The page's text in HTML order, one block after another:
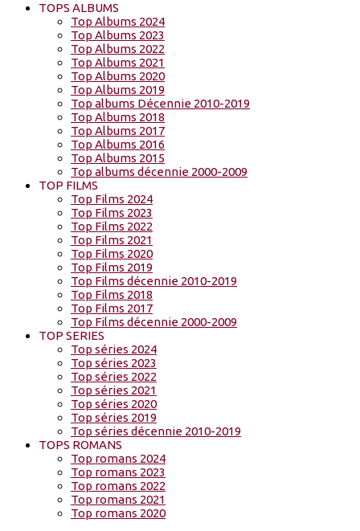
TOPS ALBUMS
Top Albums 2024
Top Albums 2023
Top Albums 2022
Top Albums 2021
Top Albums 2020
Top Albums 2019
Top albums Décennie 2010-2019
Top Albums 2018
Top Albums 2017
Top Albums 2016
Top Albums 2015
Top albums décennie 2000-2009
TOP FILMS
Top Films 2024
Top Films 2023
Top Films 2022
Top Films 2021
Top Films 2020
Top Films 2019
Top Films décennie 2010-2019
Top Films 2018
Top Films 2017
Top Films décennie 2000-2009
TOP SERIES
Top séries 2024
Top séries 2023
Top séries 2022
Top séries 2021
Top séries 2020
Top séries 2019
Top séries décennie 2010-2019
TOPS ROMANS
Top romans 2024
Top romans 2023
Top romans 2022
Top romans 2021
Top romans 2020